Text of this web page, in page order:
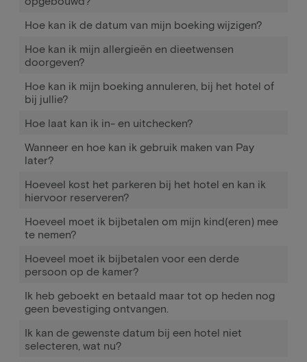
Hoe kan ik de datum van mijn boeking wijzigen?
Hoe kan ik mijn allergieën en dieetwensen
doorgeven?
Hoe kan ik mijn boeking annuleren, bij het hotel of
bij jullie?
Hoe laat kan ik in- en uitchecken?
Wanneer en hoe kan ik gebruik maken van Pay
later?
Hoeveel kost het parkeren bij het hotel en kan ik
hiervoor reserveren?
Hoeveel moet ik bijbetalen om mijn kind(eren) mee
te nemen?
Hoeveel moet ik bijbetalen voor een derde
persoon op de kamer?
Ik heb geboekt en betaald maar tot op heden nog
geen bevestiging ontvangen.
Ik kan de gewenste datum bij een hotel niet
selecteren, wat nu?